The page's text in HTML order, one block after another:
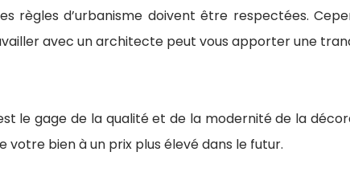
d’urbanisme doivent être respectées.
avec un architecte peut vous apporter une
le gage de la qualité et de la modernité de la
bien à un prix plus élevé dans le futur.